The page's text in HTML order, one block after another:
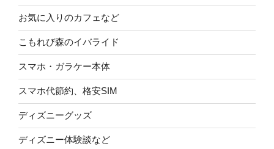
お気に入りのカフェなど
こもれび森のイバライド
スマホ・ガラケー本体
スマホ代節約、格安SIM
ディズニーグッズ
ディズニー体験談など